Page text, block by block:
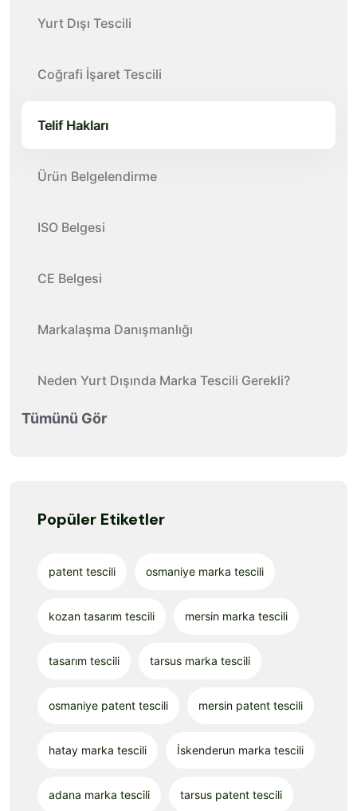
Yurt Dışı Tescili
Coğrafi İşaret Tescili
Telif Hakları
Ürün Belgelendirme
ISO Belgesi
CE Belgesi
Markalaşma Danışmanlığı
Neden Yurt Dışında Marka Tescili Gerekli?
Tümünü Gör
Popüler Etiketler
patent tescili osmaniye marka tescili
kozan tasarım tescili mersin marka tescili
tasarım tescili tarsus marka tescili
osmaniye patent tescili mersin patent tescili
hatay marka tescili İskenderun marka tescili
adana marka tescili tarsus patent tescili